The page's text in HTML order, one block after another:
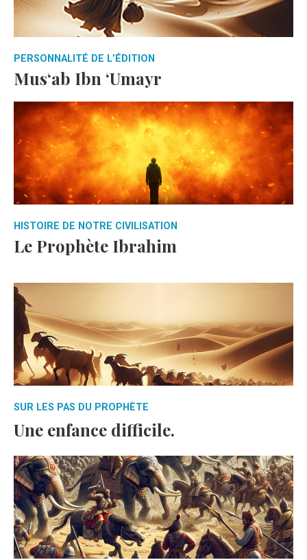
PERSONNALITÉ DE L’ÉDITION
Mus‘ab Ibn ‘Umayr
HISTOIRE DE NOTRE CIVILISATION
Le Prophète Ibrahim
SUR LES PAS DU PROPHÈTE
Une enfance difficile.